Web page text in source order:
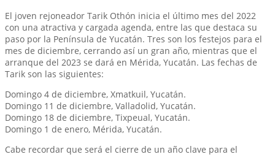
El joven rejoneador Tarik Othón inicia el último mes del 2022
con una atractiva y cargada agenda, entre las que destaca su
paso por la Península de Yucatán. Tres son los festejos para el
mes de diciembre, cerrando así un gran año, mientras que el
arranque del 2023 se dará en Mérida, Yucatán. Las fechas de
Tarik son las siguientes:
Domingo 4 de diciembre, Xmatkuil, Yucatán.
Domingo 11 de diciembre, Valladolid, Yucatán.
Domingo 18 de diciembre, Tixpeual, Yucatán.
Domingo 1 de enero, Mérida, Yucatán.
Cabe recordar que será el cierre de un año clave para el